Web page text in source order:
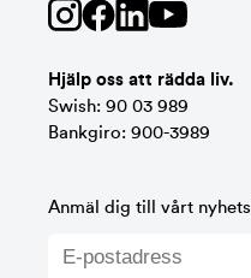
Hjälp oss att rädda liv.
Swish: 90 03 989
Bankgiro: 900-3989
Anmäl dig till vårt